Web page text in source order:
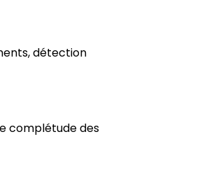
détection
complétude des